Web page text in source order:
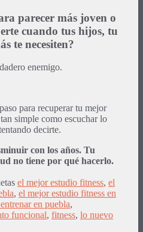
parecer más joven o
cuando tus hijos, tu
te necesiten?
enemigo.
para recuperar tu mejor
simple como escuchar lo
decirte.
con los años. Tu
no tiene por qué hacerlo.
el mejor estudio fitness, el
, el mejor estudio fitness en
en puebla,
funcional, fitness, lo nuevo